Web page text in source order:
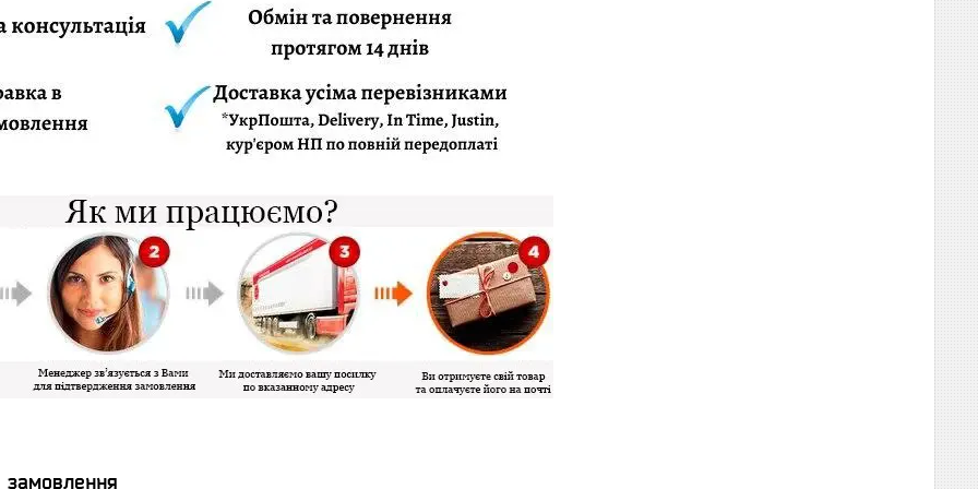
замовлення